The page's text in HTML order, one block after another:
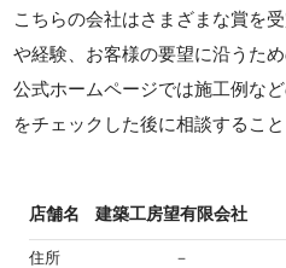
こちらの会社はさまざまな賞を
や経験、お客様の要望に沿うた
公式ホームページでは施工例な
をチェックした後に相談すること
店舗名 建築工房望有限会社
住所 －